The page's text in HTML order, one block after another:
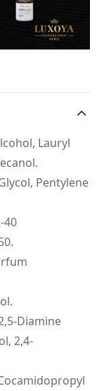
Lauryl
Pentylene
40
Diamine
2,4-